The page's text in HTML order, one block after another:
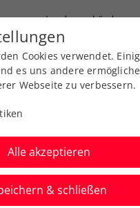
Landesverbände
Services
News
Cookies verwendet.
es uns andere
Webseite zu verbessern.
Alle akzeptieren
& schließen